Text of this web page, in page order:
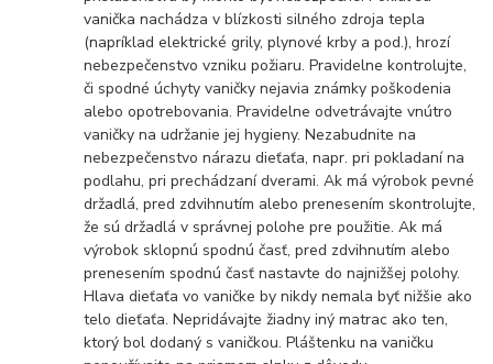
vanička nachádza v blízkosti silného zdroja tepla
(napríklad elektrické grily, plynové krby a pod.), hrozí
nebezpečenstvo vzniku požiaru. Pravidelne kontrolujte,
či spodné úchyty vaničky nejavia známky poškodenia
alebo opotrebovania. Pravidelne odvetrávajte vnútro
vaničky na udržanie jej hygieny. Nezabudnite na
nebezpečenstvo nárazu dieťaťa, napr. pri pokladaní na
podlahu, pri prechádzaní dverami. Ak má výrobok pevné
držadlá, pred zdvihnutím alebo prenesením skontrolujte,
že sú držadlá v správnej polohe pre použitie. Ak má
výrobok sklopnú spodnú časť, pred zdvihnutím alebo
prenesením spodnú časť nastavte do najnižšej polohy.
Hlava dieťaťa vo vaničke by nikdy nemala byť nižšie ako
telo dieťaťa. Nepridávajte žiadny iný matrac ako ten,
ktorý bol dodaný s vaničkou. Pláštenku na vaničku